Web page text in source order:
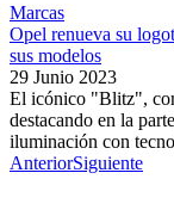
Marcas
Opel renueva su
sus modelos
29 Junio 2023
El icónico "Blitz",
destacando en la
iluminación con
AnteriorSiguiente